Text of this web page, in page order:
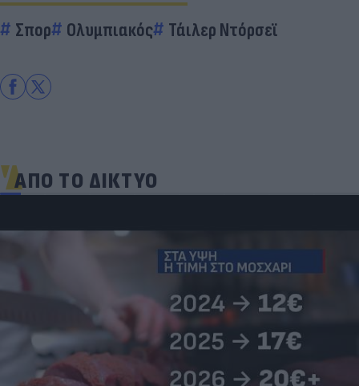
Σπορ Ολυμπιακός Τάιλερ Ντόρσεϊ
ΑΠΟ ΤΟ ΔΙΚΤΥΟ